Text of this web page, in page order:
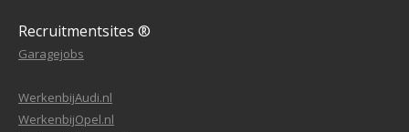
Recruitmentsites ®
Garagejobs
WerkenbijAudi.nl
WerkenbijOpel.nl